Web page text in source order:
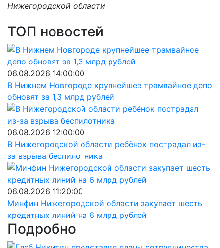
Нижегородской области
ТОП новостей
06.08.2026 14:00:00
В Нижнем Новгороде крупнейшее трамвайное депо
обновят за 1,3 млрд рублей
06.08.2026 12:00:00
В Нижегородской области ребёнок пострадал из-
за взрыва беспилотника
06.08.2026 11:20:00
Минфин Нижегородской области закупает шесть
кредитных линий на 6 млрд рублей
Подробно